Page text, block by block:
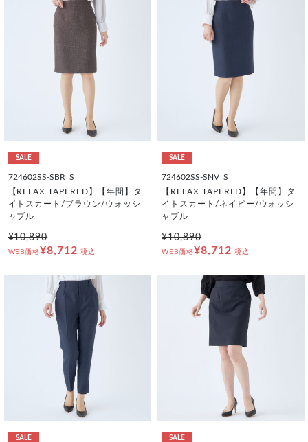
SALE
724602SS-SBR_S
【RELAX TAPERED】【年間】タ
イトスカート/ブラウン/ウォッシ
ャブル
¥10,890
WEB価格¥8,712 税込
SALE
724602SS-SNV_S
【RELAX TAPERED】【年間】タ
イトスカート/ネイビー/ウォッシ
ャブル
¥10,890
WEB価格¥8,712 税込
SALE SALE